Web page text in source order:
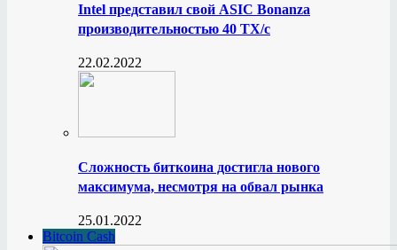
Intel представил свой ASIC Bonanza
производительностью 40 ТХ/с
22.02.2022
Сложность биткоина достигла нового
максимума, несмотря на обвал рынка
25.01.2022
Bitcoin Cash